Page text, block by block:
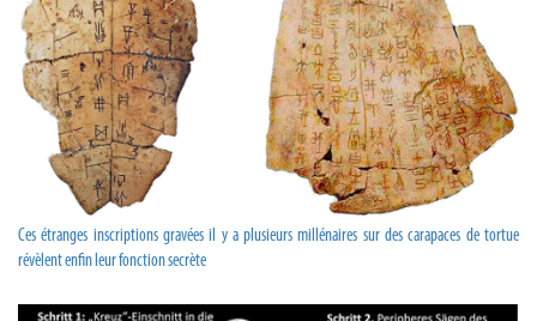
Ces étranges inscriptions gravées il y a plusieurs millénaires sur des carapaces de tortue
révèlent enfin leur fonction secrète